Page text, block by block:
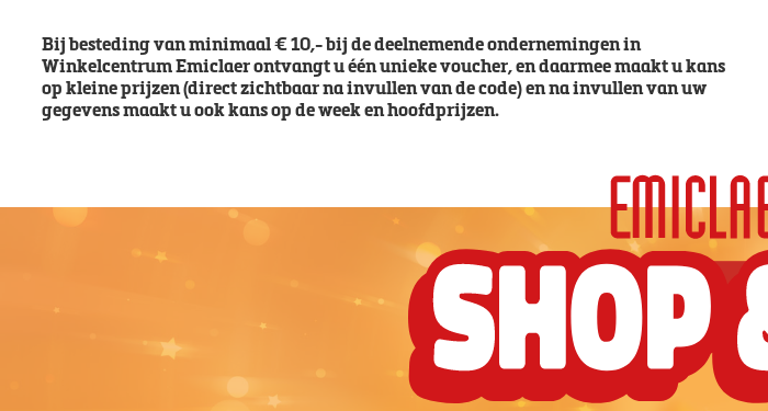
Bij besteding van minimaal € 10,- bij de deelnemende ondernemingen in
Winkelcentrum Emiclaer ontvangt u één unieke voucher, en daarmee maakt u kans
op kleine prijzen (direct zichtbaar na invullen van de code) en na invullen van uw
gegevens maakt u ook kans op de week en hoofdprijzen.